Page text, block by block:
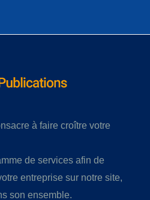
à faire croître votre
de services afin de
entreprise sur notre site,
son ensemble.